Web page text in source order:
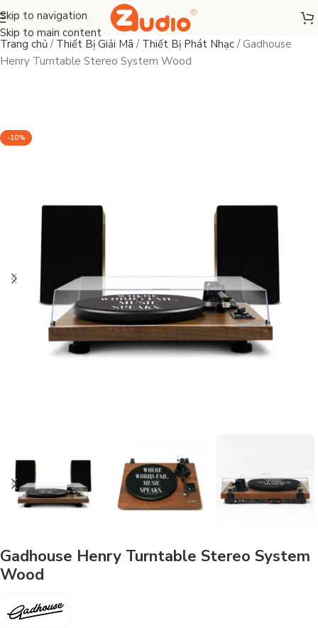
Skip to navigation
Skip to main content
Trang chủ / Thiết Bị Giải Mã / Thiết Bị Phát Nhạc /Gadhouse
Henry Turntable Stereo System Wood
-10%
Gadhouse Henry Turntable Stereo System
Wood